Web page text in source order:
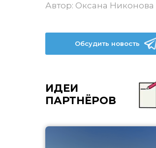
Автор: Оксана Никонова
Обсудить новость
ИДЕИ
ПАРТНЁРОВ